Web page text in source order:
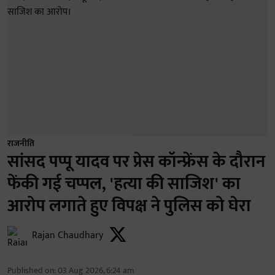
राजनीति
सांसद पप्पू यादव पर प्रेस कॉन्फ्रेंस के दौरान
फेंकी गई चप्पल, 'हत्या की साजिश' का
आरोप लगाते हुए विपक्ष ने पुलिस को घेरा
Rajan Chaudhary
Published on: 03 Aug 2026, 6:24 am